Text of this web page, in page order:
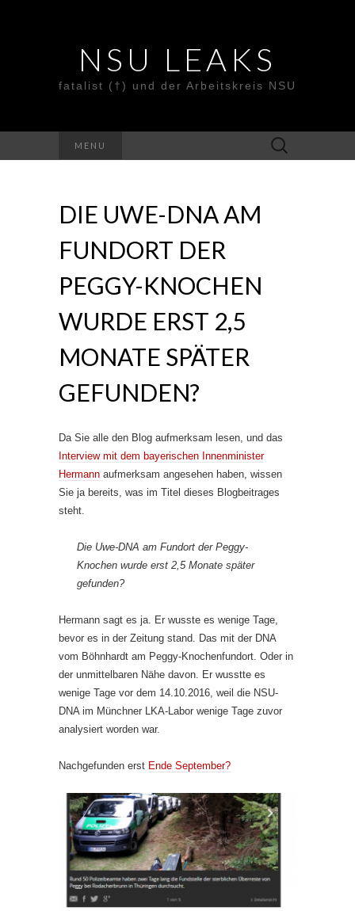
NSU LEAKS
fatalist (†) und der Arbeitskreis NSU
MENU
Suche
nach:
DIE UWE-DNA AM
FUNDORT DER
PEGGY-KNOCHEN
WURDE ERST 2,5
MONATE SPÄTER
GEFUNDEN?
Da Sie alle den Blog aufmerksam lesen, und das
Interview mit dem bayerischen Innenminister
Hermann aufmerksam angesehen haben, wissen
Sie ja bereits, was im Titel dieses Blogbeitrages
steht.
Die Uwe-DNA am Fundort der Peggy-
Knochen wurde erst 2,5 Monate später
gefunden?
Hermann sagt es ja. Er wusste es wenige Tage,
bevor es in der Zeitung stand. Das mit der DNA
vom Böhnhardt am Peggy-Knochenfundort. Oder in
der unmittelbaren Nähe davon. Er wusstte es
wenige Tage vor dem 14.10.2016, weil die NSU-
DNA im Münchner LKA-Labor wenige Tage zuvor
analysiert worden war.
Nachgefunden erst Ende September?